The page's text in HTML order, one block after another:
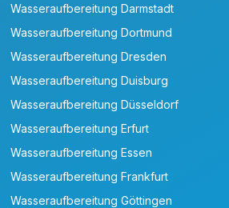
Wasseraufbereitung Darmstadt
Wasseraufbereitung Dortmund
Wasseraufbereitung Dresden
Wasseraufbereitung Duisburg
Wasseraufbereitung Düsseldorf
Wasseraufbereitung Erfurt
Wasseraufbereitung Essen
Wasseraufbereitung Frankfurt
Wasseraufbereitung Göttingen